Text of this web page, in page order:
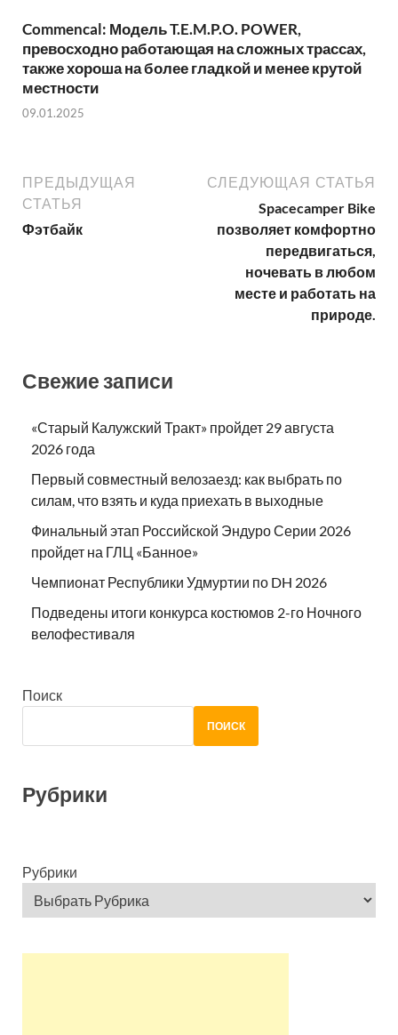
Commencal: Модель T.E.M.P.O. POWER,
превосходно работающая на сложных трассах,
также хороша на более гладкой и менее крутой
местности
09.01.2025
ПРЕДЫДУЩАЯ
СТАТЬЯ
Фэтбайк
СЛЕДУЮЩАЯ СТАТЬЯ
Spacecamper Bike
позволяет комфортно
передвигаться,
ночевать в любом
месте и работать на
природе.
Свежие записи
«Старый Калужский Тракт» пройдет 29 августа
2026 года
Первый совместный велозаезд: как выбрать по
силам, что взять и куда приехать в выходные
Финальный этап Российской Эндуро Серии 2026
пройдет на ГЛЦ «Банное»
Чемпионат Республики Удмуртии по DH 2026
Подведены итоги конкурса костюмов 2-го Ночного
велофестиваля
Поиск
ПОИСК
Рубрики
Рубрики